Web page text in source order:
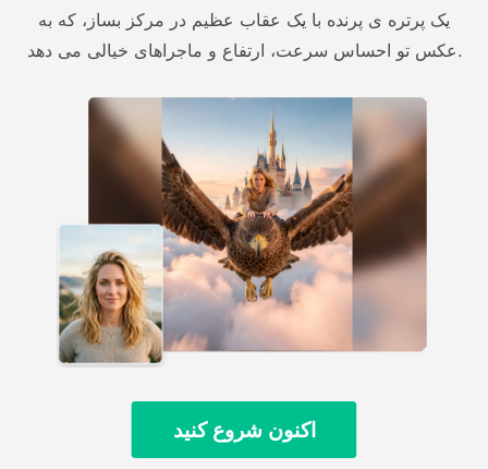
یک پرتره ی پرنده با یک عقاب عظیم در مرکز بساز، که به
عکس تو احساس سرعت، ارتفاع و ماجراهای خیالی می دهد.
اکنون شروع کنید